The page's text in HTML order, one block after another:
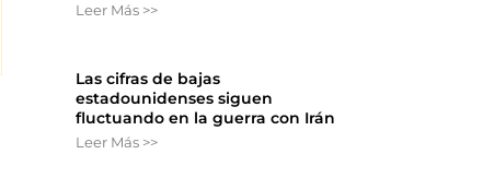
Leer Más >>
Las cifras de bajas
estadounidenses siguen
fluctuando en la guerra con Irán
Leer Más >>